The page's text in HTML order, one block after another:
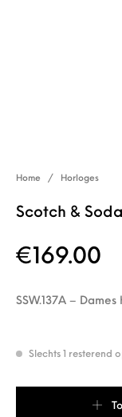
Home / Horloges
Scotch & Soda
€ 169.00
SSW.137A –
Slechts 1 resterend